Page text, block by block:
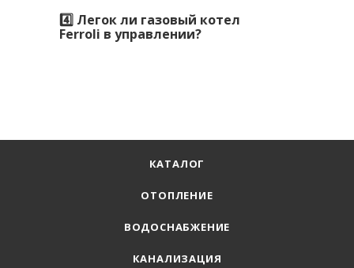
4️⃣ Легок ли газовый котел
Ferroli в управлении?
КАТАЛОГ
ОТОПЛЕНИЕ
ВОДОСНАБЖЕНИЕ
КАНАЛИЗАЦИЯ